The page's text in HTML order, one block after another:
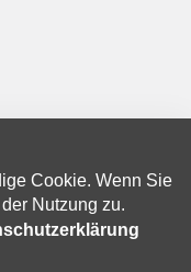
Cookie. Wenn Sie
Nutzung zu.